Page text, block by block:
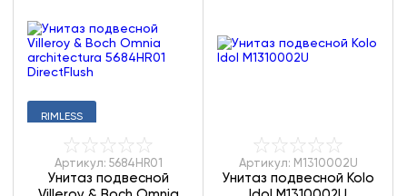
RIMLESS
Артикул: 5684HR01
Унитаз подвесной
Артикул: M1310002U
Унитаз подвесной Kolo